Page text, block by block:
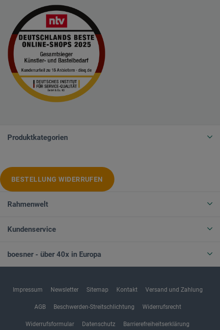
Produktkategorien
BESTELLUNG WIDERRUFEN
Rahmenwelt
Kundenservice
boesner - über 40x in Europa
Impressum Newsletter Sitemap Kontakt Versand und Zahlung
AGB Beschwerden-Streitschlichtung Widerrufsrecht
Widerrufsformular Datenschutz Barrierefreiheitserklärung